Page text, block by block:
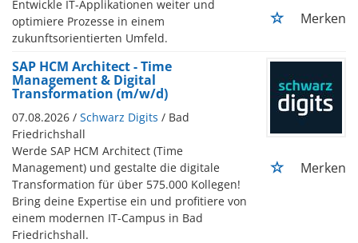
Entwickle IT-Applikationen weiter und
optimiere Prozesse in einem
zukunftsorientierten Umfeld.
Merken
SAP HCM Architect - Time
Management & Digital
Transformation (m/w/d)
07.08.2026 / Schwarz Digits / Bad
Friedrichshall
Werde SAP HCM Architect (Time
Management) und gestalte die digitale
Transformation für über 575.000 Kollegen!
Bring deine Expertise ein und profitiere von
einem modernen IT-Campus in Bad
Friedrichshall.
Merken